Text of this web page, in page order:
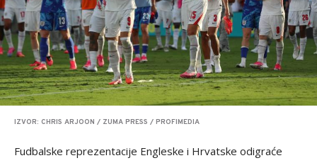
IZVOR: CHRIS ARJOON / ZUMA PRESS / PROFIMEDIA
Fudbalske reprezentacije Engleske i Hrvatske odigraće